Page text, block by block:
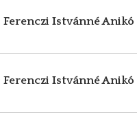
Ferenczi Istvánné Anikó
Ferenczi Istvánné Anikó